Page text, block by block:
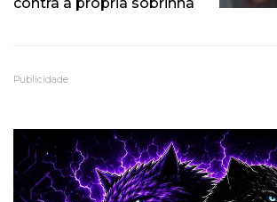
Publicidade